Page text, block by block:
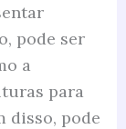
pode ser
a
para
disso, pode